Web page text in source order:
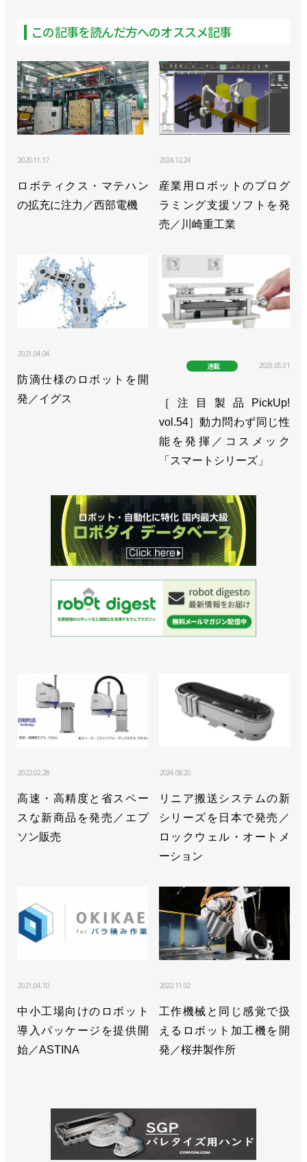
この記事を読んだ方へのオススメ記事
2020.11.17
ロボティクス・マテハン
の拡充に注力／西部電機
2024.12.24
産業用ロボットのプログ
ラミング支援ソフトを発
売／川崎重工業
2021.04.04
防滴仕様のロボットを開
発／イグス
連載 2023.05.31
［注目製品PickUp!
vol.54］動力問わず同じ性
能を発揮／コスメック
「スマートシリーズ」
2022.02.28
高速・高精度と省スペー
スな新商品を発売／エプ
ソン販売
2024.08.20
リニア搬送システムの新
シリーズを日本で発売／
ロックウェル・オートメ
ーション
2021.04.10
中小工場向けのロボット
導入パッケージを提供開
始／ASTINA
2022.11.02
工作機械と同じ感覚で扱
えるロボット加工機を開
発／桜井製作所